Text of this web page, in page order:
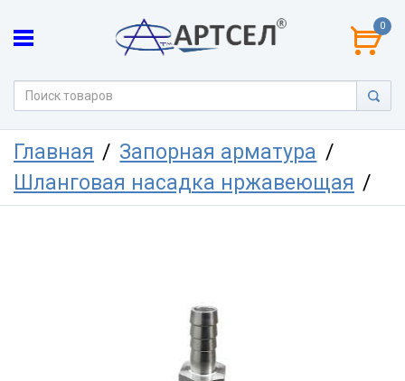
0
Главная
Запорная арматура
Шланговая насадка нржавеющая